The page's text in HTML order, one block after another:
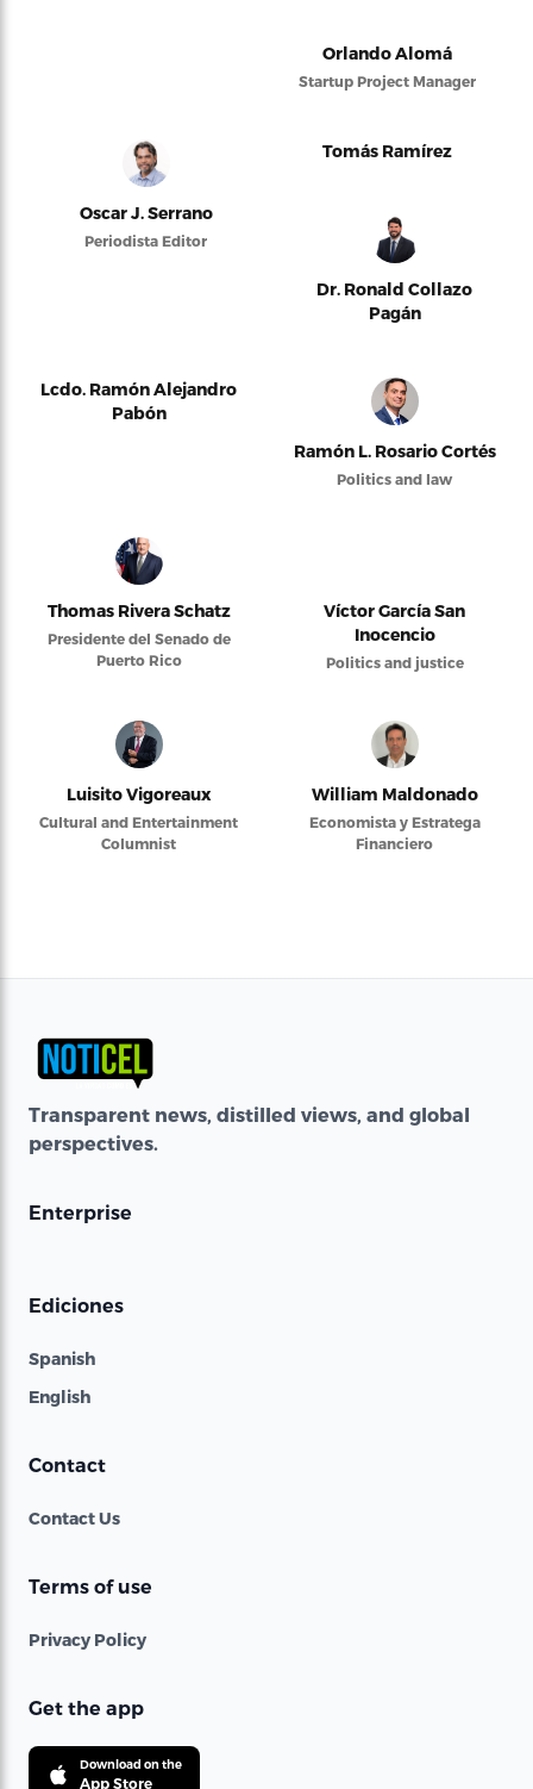
Orlando Alomá
Startup Project Manager
Oscar J. Serrano
Periodista Editor
Tomás Ramírez
Dr. Ronald Collazo
Pagán
Lcdo. Ramón Alejandro
Pabón
Ramón L. Rosario Cortés
Politics and law
Thomas Rivera Schatz
Presidente del Senado de
Puerto Rico
Víctor García San
Inocencio
Politics and justice
Luisito Vigoreaux
Cultural and Entertainment
Columnist
William Maldonado
Economista y Estratega
Financiero
Transparent news, distilled views, and global
perspectives.
Enterprise
Ediciones
Spanish
English
Contact
Contact Us
Terms of use
Privacy Policy
Get the app
Download on the
App Store